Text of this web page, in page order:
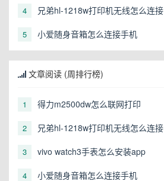
4 兄弟hl-1218w打印机无线怎么连接
5 小爱随身音箱怎么连接手机
文章阅读 (周排行榜)
1 得力m2500dw怎么联网打印
2 兄弟hl-1218w打印机无线怎么连接
3 vivo watch3手表怎么安装app
4 小爱随身音箱怎么连接手机